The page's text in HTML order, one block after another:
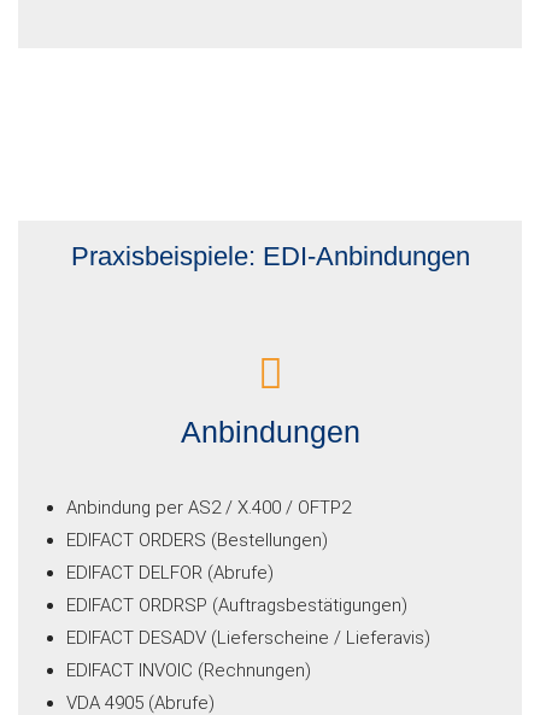
Praxisbeispiele: EDI-Anbindungen
Anbindungen
Anbindung per AS2 / X.400 / OFTP2
EDIFACT ORDERS (Bestellungen)
EDIFACT DELFOR (Abrufe)
EDIFACT ORDRSP (Auftragsbestätigungen)
EDIFACT DESADV (Lieferscheine / Lieferavis)
EDIFACT INVOIC (Rechnungen)
VDA 4905 (Abrufe)